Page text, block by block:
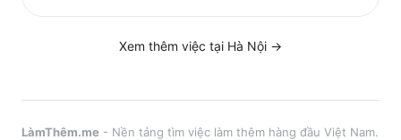
Xem thêm việc tại Hà Nội →
LàmThêm.me - Nền tảng tìm việc làm thêm hàng đầu Việt Nam.